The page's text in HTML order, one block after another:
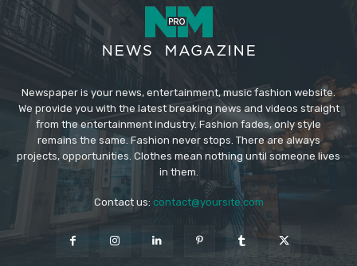
Newspaper is your news, entertainment, music fashion website.
We provide you with the latest breaking news and videos straight
from the entertainment industry. Fashion fades, only style
remains the same. Fashion never stops. There are always
projects, opportunities. Clothes mean nothing until someone lives
in them.
Contact us: contact@yoursite.com